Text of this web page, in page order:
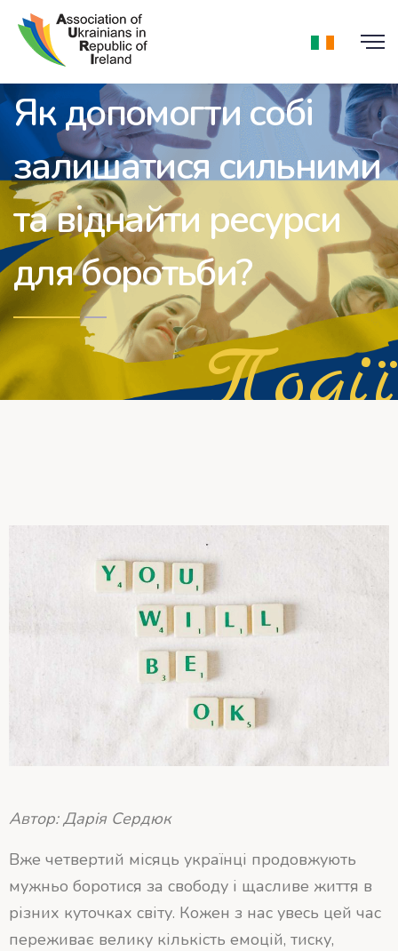
Як допомогти собі
залишатися сильними
та віднайти ресурси
для боротьби?
Події
Автор: Дарія Сердюк
Вже четвертий місяць українці продовжують
мужньо боротися за свободу і щасливе життя в
різних куточках світу. Кожен з нас увесь цей час
переживає велику кількість емоцій, тиску,